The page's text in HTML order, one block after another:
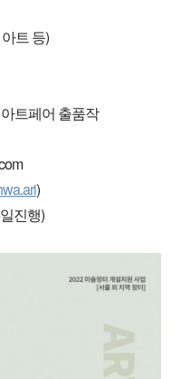
트 등)
트페어 출품작
)
진행)